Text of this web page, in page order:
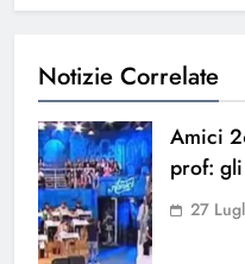
Notizie Correlate
Amici
prof:
27